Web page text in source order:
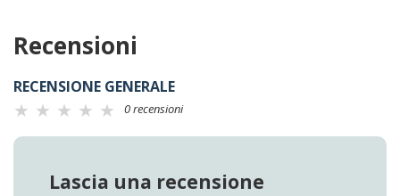
Recensioni
RECENSIONE GENERALE
0 recensioni
Lascia una recensione